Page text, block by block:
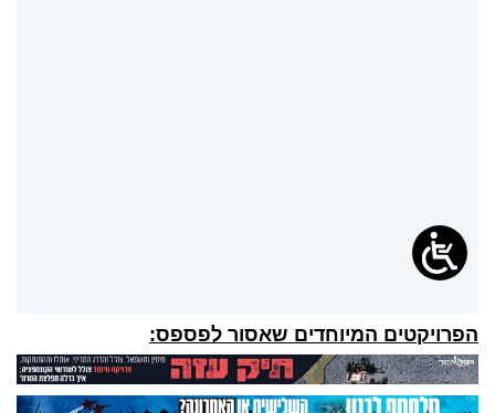
הפרויקטים המיוחדים שאסור לפספס: